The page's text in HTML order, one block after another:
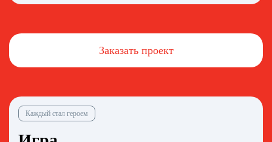
Заказать проект
Каждый стал героем